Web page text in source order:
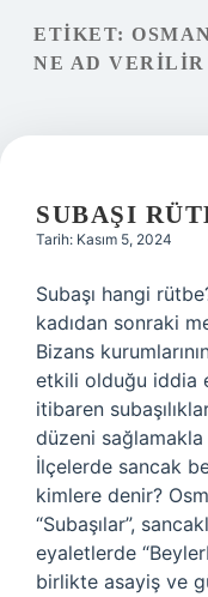
Hakkımızda
ETIKET:
NE AD VERILIR
SUBAŞI
Tarih: Kasım 5, 2024
Subaşı hangi
kadıdan sonraki
Bizans
etkili olduğu iddia
itibaren
düzeni
İlçelerde sancak
kimlere denir?
“Subaşılar”,
eyaletlerde
birlikte asayiş ve